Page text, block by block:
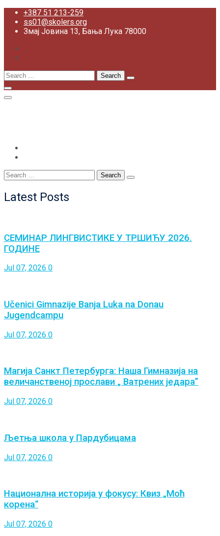
Skip
content
+387 51 213-259
ss01@skolers.org
Змај Јовина 13, Бања Лука 78000
Search
for:
Search
for:
Latest Posts
СЕМИНАР ЛИНГВИСТИКЕ У ТРШИЋУ 2026.
ГОДИНЕ
Jul 07, 2026 0
Učenici Gimnazije Banja Luka na Donau
Jugendcampu
Jul 07, 2026 0
Магија Санкт Петербурга: Наша Гимназија на
величанственој прослави „ Ватрених једара”
Jul 07, 2026 0
Љетња школа у Пардубицама
Jul 07, 2026 0
Национална историја у фокусу: Квиз „Моћ
корена“
Jul 07, 2026 0